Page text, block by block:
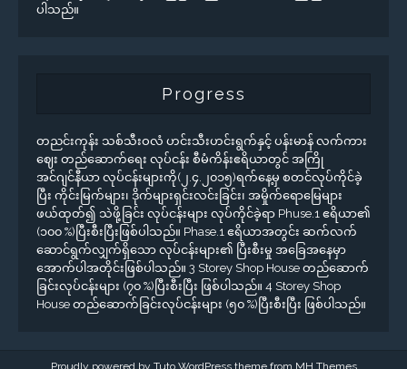
ပါသည်။
Progress
တညင်းကုန်း သစ်သီးဝလံ ဟင်းသီးဟင်းရွက်နှင့် ပန်းမာန် လက်ကား
ဈေး တည်ဆောက်ရေး လုပ်ငန်း စီမံကိန်းဧရိယာတွင် အကြို
အင်ဂျင်နီယာ လုပ်ငန်းများကို(၂.၄.၂၀၁၅)ရက်နေ့မှ စတင်လုပ်ကိုင်ခဲ့
ပြီး ကိုင်းမြက်များ၊ ဒိုက်များရှင်းလင်းခြင်း၊ အမှိုက်ရောမြေများ
ဖယ်ထုတ်၍ သဲဖို့ခြင်း လုပ်ငန်းများ လုပ်ကိုင်ခဲ့ရာ Phuse.1 ဧရိယာ၏
(၁၀၀ %)ပြီးစီးပြီးဖြစ်ပါသည်။ Phase.1 ဧရိယာအတွင်း ဆက်လက်
ဆောင်ရွက်လျှက်ရှိသော လုပ်ငန်းများ၏ ပြီးစီးမှု အခြေအနေမှာ
အောက်ပါအတိုင်းဖြစ်ပါသည်။ 3 Storey Shop House တည်ဆောက်
ခြင်းလုပ်ငန်းများ (၇၀ %)ပြီးစီးပြီး ဖြစ်ပါသည်။ 4 Storey Shop
House တည်ဆောက်ခြင်းလုပ်ငန်းများ (၅၀ %)ပြီးစီးပြီး ဖြစ်ပါသည်။
Proudly powered by Tuto WordPress theme from MH Themes